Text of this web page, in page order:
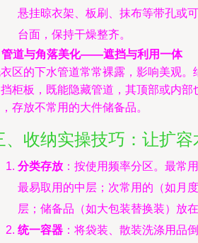
悬挂晾衣架、板刷、抹布等带孔或
台面，保持干燥整齐。
管道与角落美化——遮挡与利用一体
区的下水管道常常裸露，影响美观。
柜板，既能隐藏管道，其顶部或内部
存放不常用的大件储备品。
、收纳实操技巧：让扩容
分类存放 ：按使用频率分区。最常
最易取用的中层；次常用的（如月
层；储备品（如大包装替换装）放
统一容器 ：将袋装、散装洗涤用品